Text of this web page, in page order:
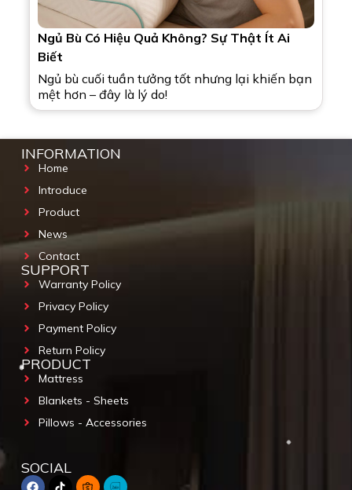
Ngủ Bù Có Hiệu Quả Không? Sự Thật Ít Ai
Biết
Ngủ bù cuối tuần tưởng tốt nhưng lại khiến bạn
mệt hơn – đây là lý do!
INFORMATION
Home
Introduce
Product
News
Contact
SUPPORT
Warranty Policy
Privacy Policy
Payment Policy
Return Policy
PRODUCT
Mattress
Blankets - Sheets
Pillows - Accessories
SOCIAL